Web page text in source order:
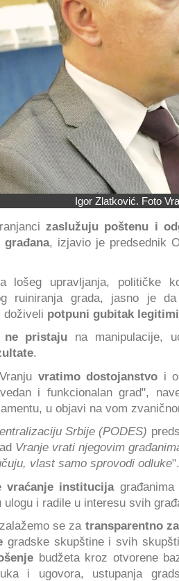
Igor Zlatković. Foto
zaslužuju poštenu i
, izjavio je predsednik
lošeg upravljanja, političke
ruiniranja grada, jasno je
doživeli potpuni gubitak
ne pristaju na manipulacije,
.
vratimo dostojanstvo i
i funkcionalan grad",
u objavi na vom
Srbije (PODES)
Vranje vrati njegovim
vlast samo sprovodi odluke".
vraćanje institucija
ulogu i radile u interesu svih
se za transparentno
gradske skupštine i svih
budžeta kroz otvorene
i ugovora, ustupanja